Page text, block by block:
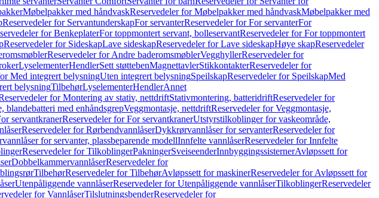
Møbelpakker med håndvaskReservedeler for Møbelpakker med håndvaskMøbelpakker med
Reservedeler for ServantunderskapFor servanterReservedeler for For servanterFor
for BenkeplaterFor toppmontert servant, bolleservantReservedeler for For toppmontert
Reservedeler for SideskapLave sideskapReservedeler for Lave sideskapHøye skapReservedeler
Reservedeler for Andre baderomsmøblerVegghyllerReservedeler for
LyselementerHendlerSett støttebenMagnettavlerStikkontakterReservedeler for
Med integrert belysningUten integrert belysningSpeilskapReservedeler for SpeilskapMed
belysningTilbehørLyselementerHendlerAnnet
for Montering av stativ, nettdriftStativmontering, batteridriftReservedeler for
blandebatteri med enhåndsgrepVeggmontasje, nettdriftReservedeler for Veggmontasje,
servantkranerReservedeler for For servantkranerUtstyrstilkoblinger for vaskeområde,
Reservedeler for RørbendvannlåserDykkrørvannlåser for servanterReservedeler for
for servanter, plassbeparende modellInnfelte vannlåserReservedeler for Innfelte
Reservedeler for TilkoblingerPakningerSveiseenderInnbyggingssisternerAvløpssett for
DobbelkammervannlåserReservedeler for
TilbehørReservedeler for TilbehørAvløpssett for maskinerReservedeler for Avløpssett for
Utenpåliggende vannlåserReservedeler for Utenpåliggende vannlåserTilkoblingerReservedeler
for VannlåserTilslutningsbenderReservedeler for